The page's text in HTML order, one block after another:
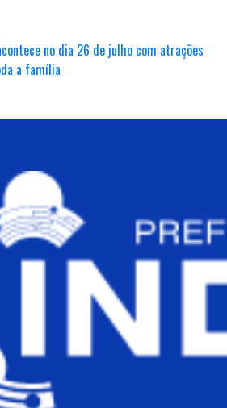
no dia 26 de julho com atrações
a família